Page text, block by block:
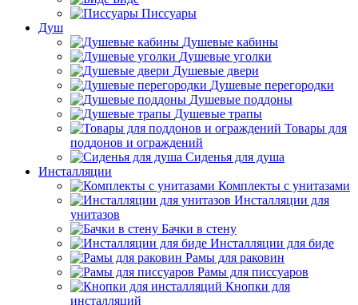
Писсуары
Душ
Душевые кабины
Душевые уголки
Душевые двери
Душевые перегородки
Душевые поддоны
Душевые трапы
Товары для
поддонов и ограждений
Сиденья для душа
Инсталляции
Комплекты с унитазами
Инсталляции для
унитазов
Бачки в стену
Инсталляции для биде
Рамы для раковин
Рамы для писсуаров
Кнопки для
инсталляций